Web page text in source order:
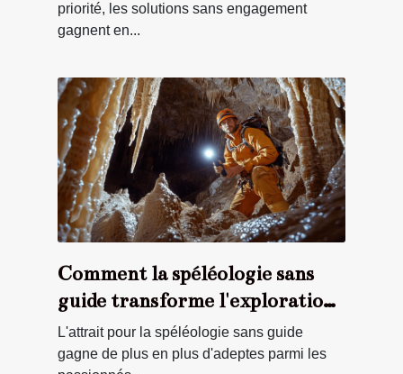
priorité, les solutions sans engagement
gagnent en...
Comment la spéléologie sans
guide transforme l'exploration
souterraine ?
L'attrait pour la spéléologie sans guide
gagne de plus en plus d'adeptes parmi les